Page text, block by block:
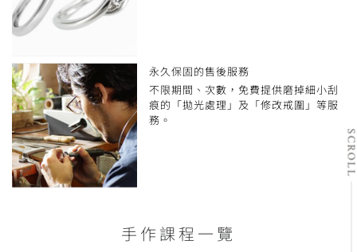
永久保固的售後服務
不限期間、次數，免費提供磨掉細小刮
痕的「拋光處理」及「修改戒圍」等服
務。
手作課程一覽